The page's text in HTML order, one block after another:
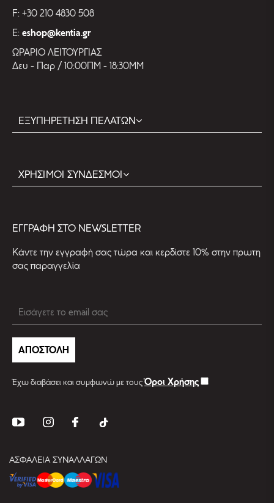
F: +30 210 4830 508
E: eshop@kentia.gr
ΩΡΑΡΙΟ ΛΕΙΤΟΥΡΓΙΑΣ
Δευ - Παρ / 10:00ΠΜ - 18:30ΜΜ
ΕΞΥΠΗΡΕΤΗΣΗ ΠΕΛΑΤΩΝ
ΧΡΗΣΙΜΟΙ ΣΥΝΔΕΣΜΟΙ
EΓΓΡΑΦΗ ΣΤΟ NEWSLETTER
Kάντε την εγγραφή σας τώρα και κερδίστε 10% στην πρωτη
σας παραγγελία
ΑΠΟΣΤΟΛΗ
Έχω διαβάσει και συμφωνώ με τουςΌροι Χρήσης
ΑΣΦΑΛΕΙΑ ΣΥΝΑΛΛΑΓΩΝ